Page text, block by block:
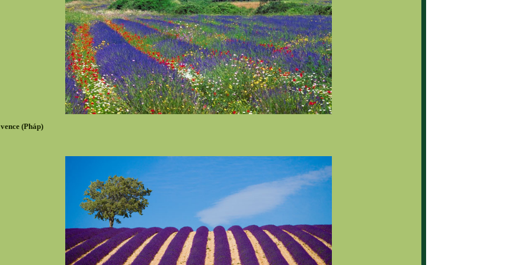
(Pháp)